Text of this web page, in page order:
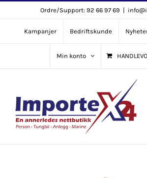
content
Ordre/Support: 92 66 97 69 |
Kampanjer Bedriftskunde
Min konto